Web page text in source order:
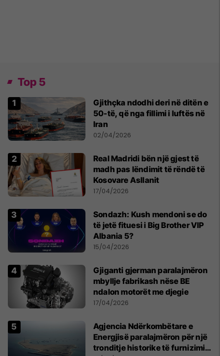
Top 5
Gjithçka ndodhi deri në ditën e
50-të, që nga fillimi i luftës në
Iran
02/04/2026
Real Madridi bën një gjest të
madh pas lëndimit të rëndë të
Kosovare Asllanit
17/04/2026
Sondazh: Kush mendoni se do
të jetë fituesi i Big Brother VIP
Albania 5?
15/04/2026
Gjiganti gjerman paralajmëron
mbyllje fabrikash nëse BE
ndalon motorët me djegie
17/04/2026
Agjencia Ndërkombëtare e
Energjisë paralajmëron për një
tronditje historike të furnizimit